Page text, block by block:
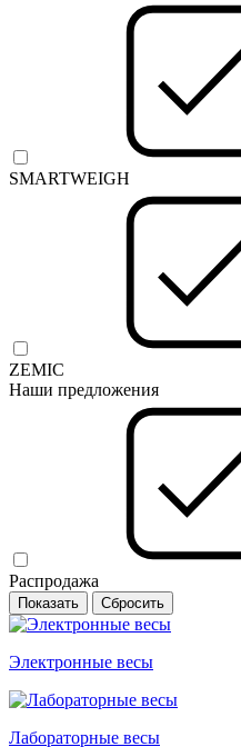
SMARTWEIGH
ZEMIC
Наши предложения
Распродажа
Электронные весы
Лабораторные весы